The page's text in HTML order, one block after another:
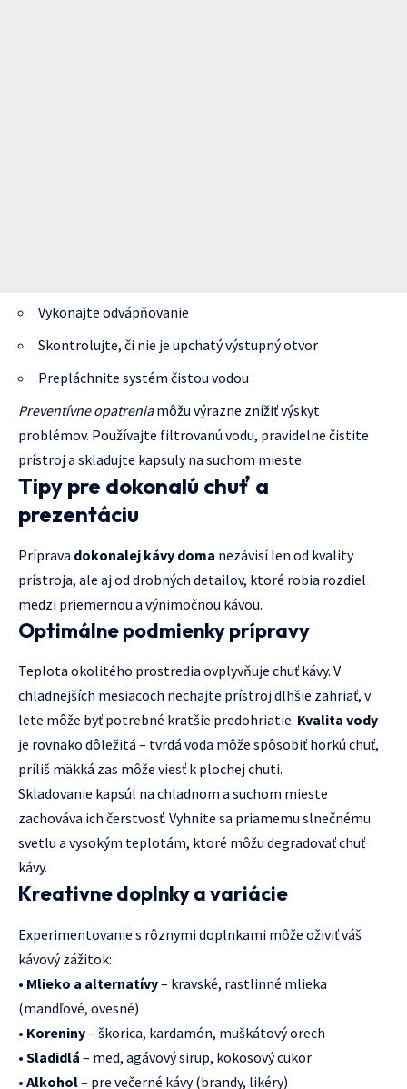
Vykonajte odvápňovanie
Skontrolujte, či nie je upchatý výstupný otvor
Prepláchnite systém čistou vodou
Preventívne opatreniamôžu výrazne znížiť výskyt
problémov. Používajte filtrovanú vodu, pravidelne čistite
prístroj a skladujte kapsuly na suchom mieste.
Tipy pre dokonalú chuť a
prezentáciu
Príprava dokonalej kávy doma nezávisí len od kvality
prístroja, ale aj od drobných detailov, ktoré robia rozdiel
medzi priemernou a výnimočnou kávou.
Optimálne podmienky prípravy
Teplota okolitého prostredia ovplyvňuje chuť kávy. V
chladnejších mesiacoch nechajte prístroj dlhšie zahriať, v
lete môže byť potrebné kratšie predohriatie. Kvalita vody
je rovnako dôležitá – tvrdá voda môže spôsobiť horkú chuť,
príliš mäkká zas môže viesť k plochej chuti.
Skladovanie kapsúl na chladnom a suchom mieste
zachováva ich čerstvosť. Vyhnite sa priamemu slnečnému
svetlu a vysokým teplotám, ktoré môžu degradovať chuť
kávy.
Kreativne doplnky a variácie
Experimentovanie s rôznymi doplnkami môže oživiť váš
kávový zážitok:
• Mlieko a alternatívy– kravské, rastlinné mlieka
(mandľové, ovesné)
• Koreniny– škorica, kardamón, muškátový orech
• Sladidlá – med, agávový sirup, kokosový cukor
• Alkohol– pre večerné kávy (brandy, likéry)